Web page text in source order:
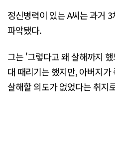
정신병력이 있는 A씨는 과거
파악됐다.
그는 '그렇다고 왜 살해까지
대 때리기는 했지만, 아버지
살해할 의도가 없었다는 취지